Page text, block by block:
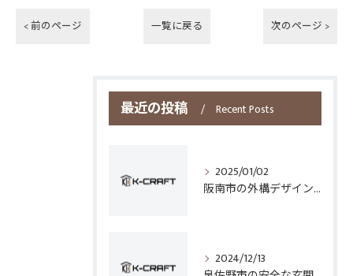
< 前のページ 一覧に戻る 次のページ >
最近の投稿 Recent Posts
2025/01/02
阪南市の外構デザインとフェンス選びのポイント
2024/12/13